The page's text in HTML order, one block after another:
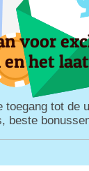
voor
en het
toegang tot de
beste